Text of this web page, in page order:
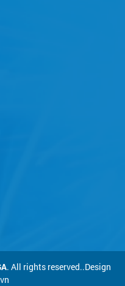
. All rights reserved..Design